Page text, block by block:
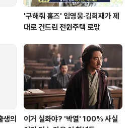
'구해줘 홈즈' 임영웅·김희재가 제
대로 건드린 전원주택 로망
의
이거 실화야? '박열' 100% 사실